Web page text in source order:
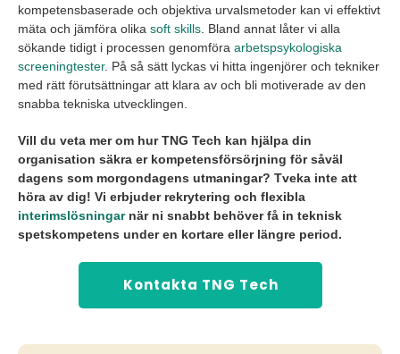
kompetensbaserade och objektiva urvalsmetoder kan vi effektivt
mäta och jämföra olika soft skills. Bland annat låter vi alla
sökande tidigt i processen genomföra arbetspsykologiska
screeningtester. På så sätt lyckas vi hitta ingenjörer och tekniker
med rätt förutsättningar att klara av och bli motiverade av den
snabba tekniska utvecklingen.
Vill du veta mer om hur TNG Tech kan hjälpa din
organisation säkra er kompetensförsörjning för såväl
dagens som morgondagens utmaningar? Tveka inte att
höra av dig! Vi erbjuder rekrytering och flexibla
interimslösningarnär ni snabbt behöver få in teknisk
spetskompetens under en kortare eller längre period.
Kontakta TNG Tech